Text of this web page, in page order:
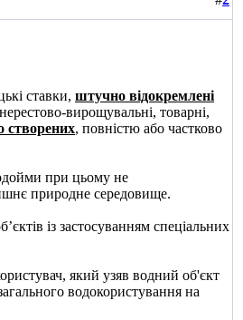
ставки, штучно відокремлені
вирощувальні, товарні,
створених, повністю або частково
при цьому не
природне середовище.
із застосуванням спеціальних
який узяв водний об'єкт
водокористування на